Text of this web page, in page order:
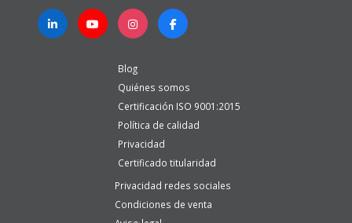
Blog
Quiénes somos
Certificación ISO 9001:2015
Política de calidad
Privacidad
Certificado titularidad
Privacidad redes sociales
Condiciones de venta